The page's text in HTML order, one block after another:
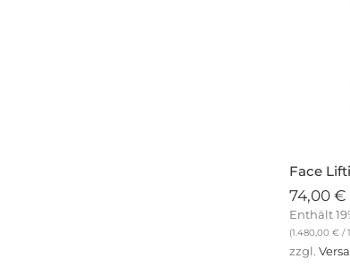
Face
74,00 €
Enthält
(1.480,00 € /
zzgl.